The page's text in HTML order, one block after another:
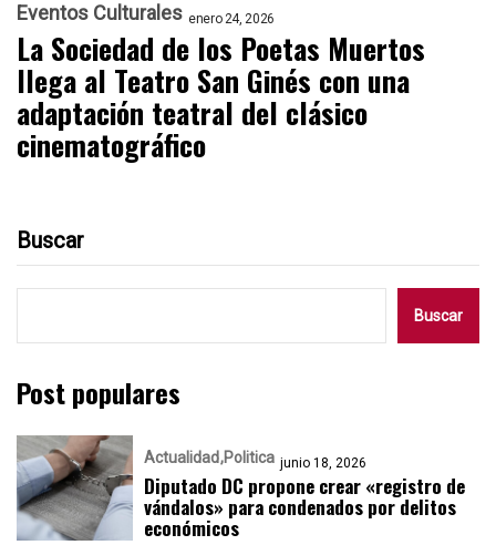
Eventos Culturales enero 24, 2026
La Sociedad de los Poetas Muertos
llega al Teatro San Ginés con una
adaptación teatral del clásico
cinematográfico
Buscar
Buscar
Post populares
Actualidad Politica junio 18, 2026
Diputado DC propone crear «registro de
vándalos» para condenados por delitos
económicos